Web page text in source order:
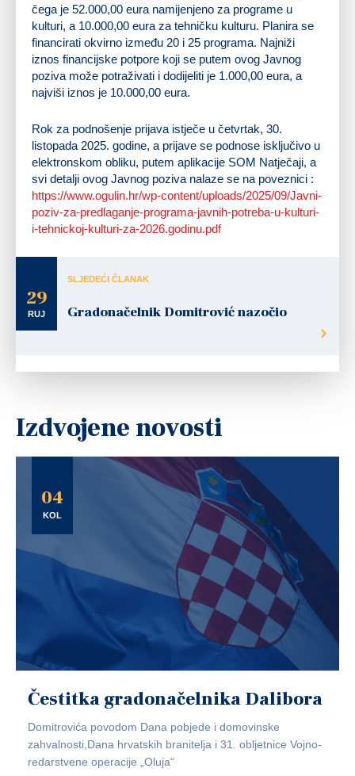
čega je 52.000,00 eura namijenjeno za programe u
kulturi, a 10.000,00 eura za tehničku kulturu. Planira se
financirati okvirno između 20 i 25 programa. Najniži
iznos financijske potpore koji se putem ovog Javnog
poziva može potraživati i dodijeliti je 1.000,00 eura, a
najviši iznos je 10.000,00 eura.
Rok za podnošenje prijava istječe u četvrtak, 30.
listopada 2025. godine, a prijave se podnose isključivo u
elektronskom obliku, putem aplikacije SOM Natječaji, a
svi detalji ovog Javnog poziva nalaze se na poveznici :
https://www.ogulin.hr/wp-content/uploads/2025/09/Javni-
poziv-za-predlaganje-programa-javnih-potreba-u-kulturi-
i-tehnickoj-kulturi-za-2026.godinu.pdf
29
RUJ
SLJEDEĆI ČLANAK
Gradonačelnik Domitrović nazočio
Izdvojene novosti
04
KOL
Čestitka gradonačelnika Dalibora
Domitrovića povodom Dana pobjede i domovinske
zahvalnosti,Dana hrvatskih branitelja i 31. obljetnice Vojno-
redarstvene operacije „Oluja“